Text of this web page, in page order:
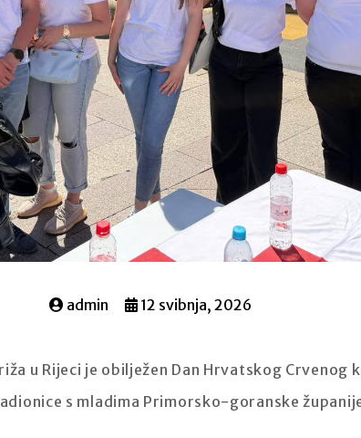
admin 12 svibnja, 2026
u Rijeci je obilježen Dan Hrvatskog Crvenog
s mladima Primorsko-goranske